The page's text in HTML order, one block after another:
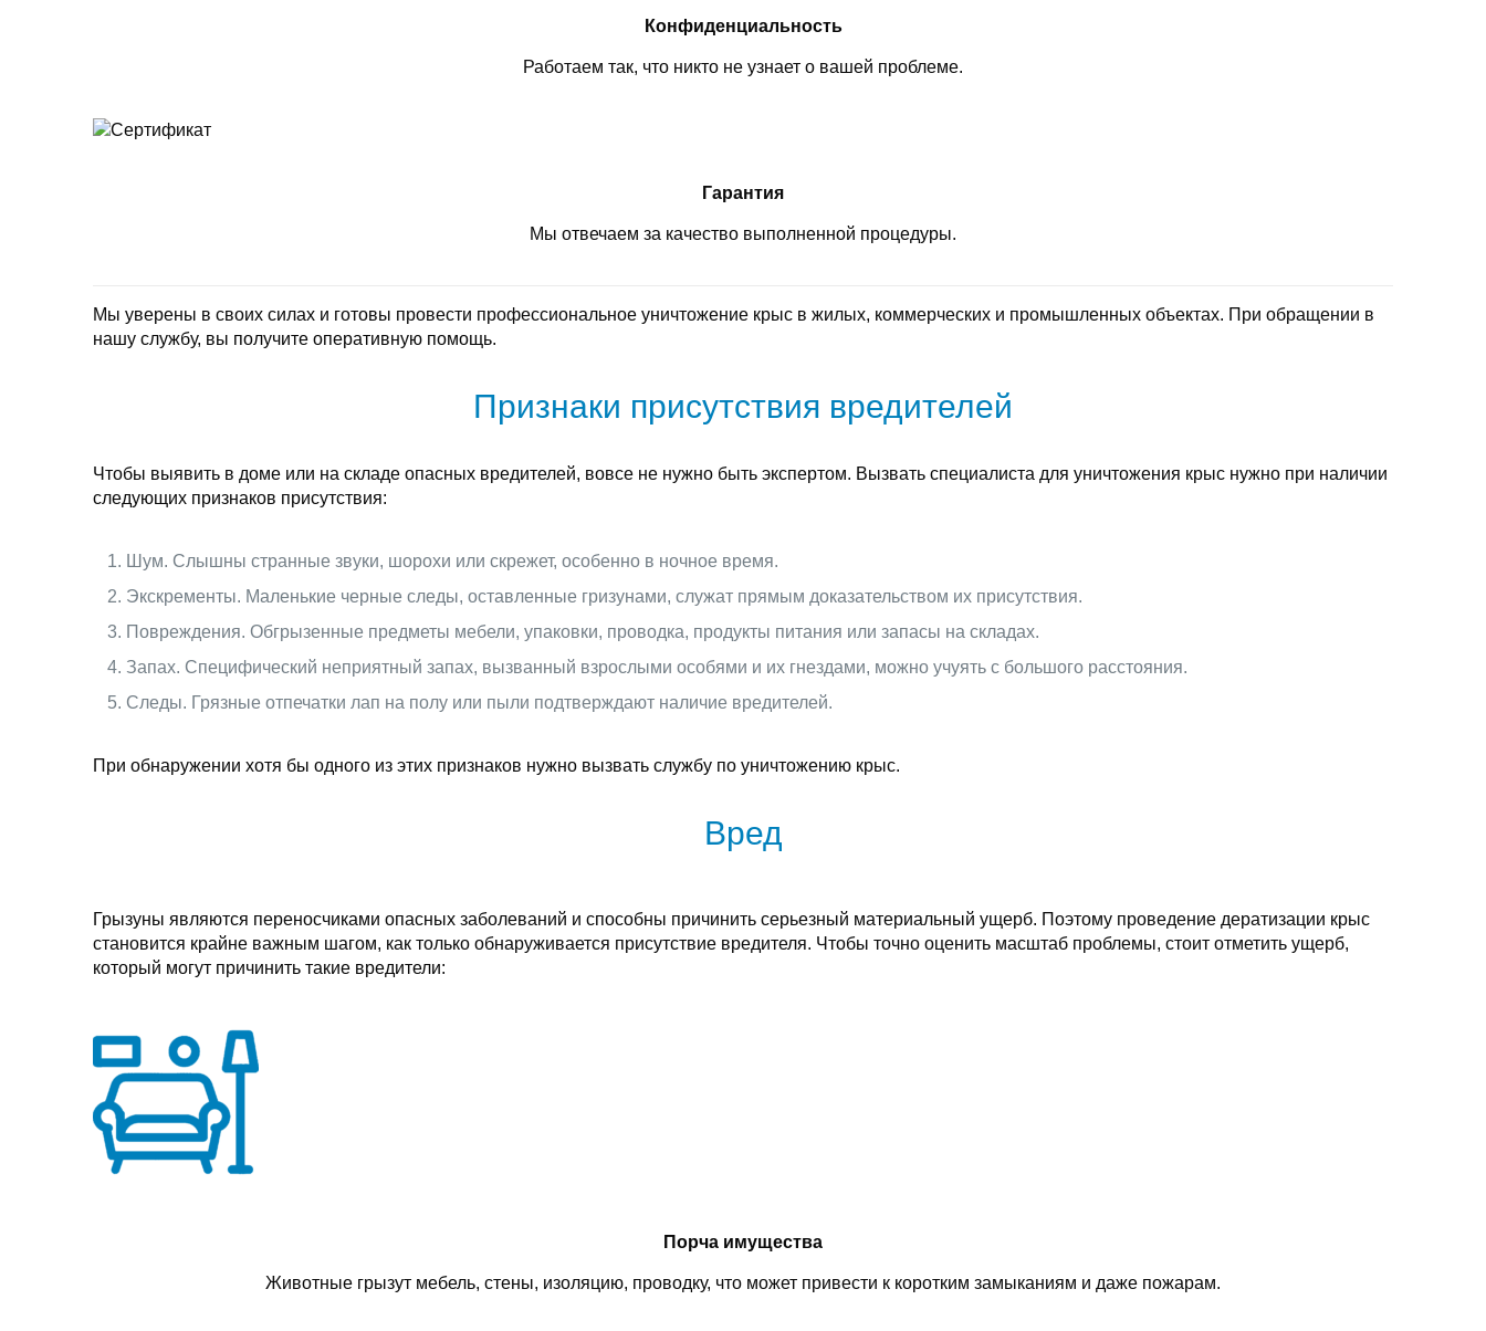
Конфиденциальность
Работаем так, что никто не узнает о вашей проблеме.
Гарантия
Мы отвечаем за качество выполненной процедуры.
Мы уверены в своих силах и готовы провести профессиональное уничтожение крыс в жилых, коммерческих и промышленных объектах. При обращении в
нашу службу, вы получите оперативную помощь.
Признаки присутствия вредителей
Чтобы выявить в доме или на складе опасных вредителей, вовсе не нужно быть экспертом. Вызвать специалиста для уничтожения крыс нужно при наличии
следующих признаков присутствия:
Шум. Слышны странные звуки, шорохи или скрежет, особенно в ночное время.
Экскременты. Маленькие черные следы, оставленные гризунами, служат прямым доказательством их присутствия.
Повреждения. Обгрызенные предметы мебели, упаковки, проводка, продукты питания или запасы на складах.
Запах. Специфический неприятный запах, вызванный взрослыми особями и их гнездами, можно учуять с большого расстояния.
Следы. Грязные отпечатки лап на полу или пыли подтверждают наличие вредителей.
При обнаружении хотя бы одного из этих признаков нужно вызвать службу по уничтожению крыс.
Вред
Грызуны являются переносчиками опасных заболеваний и способны причинить серьезный материальный ущерб. Поэтому проведение дератизации крыс
становится крайне важным шагом, как только обнаруживается присутствие вредителя. Чтобы точно оценить масштаб проблемы, стоит отметить ущерб,
который могут причинить такие вредители:
Порча имущества
Животные грызут мебель, стены, изоляцию, проводку, что может привести к коротким замыканиям и даже пожарам.